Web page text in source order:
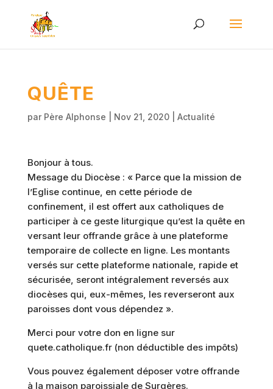
QUÊTE
par Père Alphonse Nov 21, 2020| Actualité
Bonjour à tous.
Message du Diocèse : « Parce que la mission de
l’Eglise continue, en cette période de
confinement, il est offert aux catholiques de
participer à ce geste liturgique qu’est la quête en
versant leur offrande grâce à une plateforme
temporaire de collecte en ligne. Les montants
versés sur cette plateforme nationale, rapide et
sécurisée, seront intégralement reversés aux
diocèses qui, eux-mêmes, les reverseront aux
paroisses dont vous dépendez ».
Merci pour votre don en ligne sur
quete.catholique.fr (non déductible des impôts)
Vous pouvez également déposer votre offrande
à la maison paroissiale de Surgères.